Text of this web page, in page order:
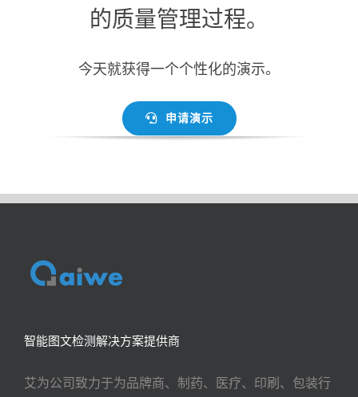
的质量管理过程。
今天就获得一个个性化的演示。
申请演示
智能图文检测解决方案提供商
艾为公司致力于为品牌商、制药、医疗、印刷、包装行